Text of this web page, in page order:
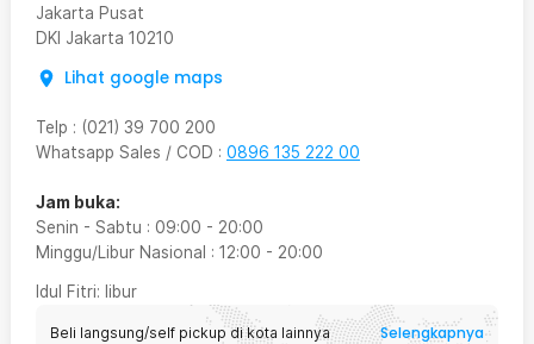
Jakarta Pusat
DKI Jakarta 10210
Lihat google maps
Telp : (021) 39 700 200
Whatsapp Sales / COD : 0896 135 222 00
Jam buka:
Senin - Sabtu : 09:00 - 20:00
Minggu/Libur Nasional : 12:00 - 20:00
Idul Fitri: libur
Beli langsung/self pickup di kota lainnya Selengkapnya